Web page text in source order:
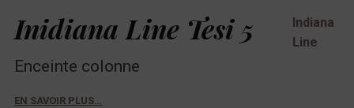
Inidiana Line Tesi 5
Enceinte colonne
Indiana
Line
EN SAVOIR PLUS…